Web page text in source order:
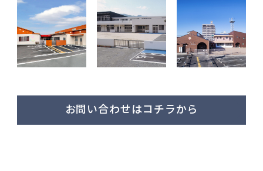
お問い合わせはコチラから